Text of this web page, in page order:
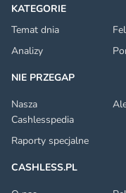
KATEGORIE
Temat dnia
Analizy
NIE PRZEGAP
Nasza
Cashlesspedia
Raporty specjalne
CASHLESS.PL